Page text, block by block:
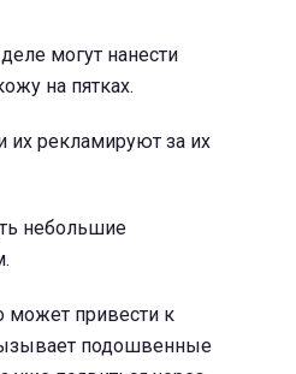
могут нанести
на пятках.
их рекламируют за их
небольшие
.
может привести к
подошвенные